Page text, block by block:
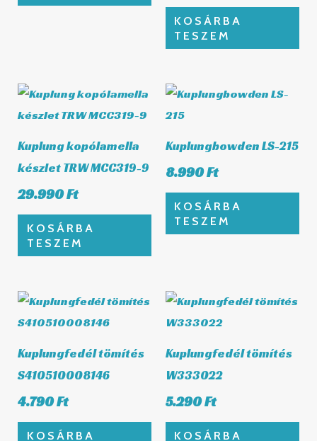
KOSÁRBA
TESZEM
Kuplung kopólamella
készlet TRW MCC319-9
29.990Ft
KOSÁRBA
TESZEM
Kuplungbowden LS-215
8.990Ft
KOSÁRBA
TESZEM
Kuplungfedél tömítés
S410510008146
4.790Ft
KOSÁRBA
Kuplungfedél tömítés
W333022
5.290Ft
KOSÁRBA